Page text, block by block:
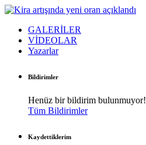
GALERİLER
VİDEOLAR
Yazarlar
Bildirimler
Henüz bir bildirim bulunmuyor!
Tüm Bildirimler
Kaydettiklerim